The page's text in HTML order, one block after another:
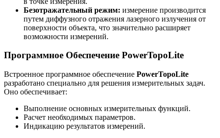
Безотражательный режим: измерение производится
путем диффузного отражения лазерного излучения от
поверхности объекта, что значительно расширяет
возможности измерений.
Программное Обеспечение PowerTopoLite
Встроенное программное обеспечение PowerTopoLite
разработано специально для решения измерительных задач.
Оно обеспечивает:
Выполнение основных измерительных функций.
Расчет необходимых параметров.
Индикацию результатов измерений.